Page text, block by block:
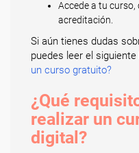
Accede a tu
acreditación.
Si aún tienes dudas
puedes leer el siguiente
un curso gratuito?
¿Qué
realizar un
digital?